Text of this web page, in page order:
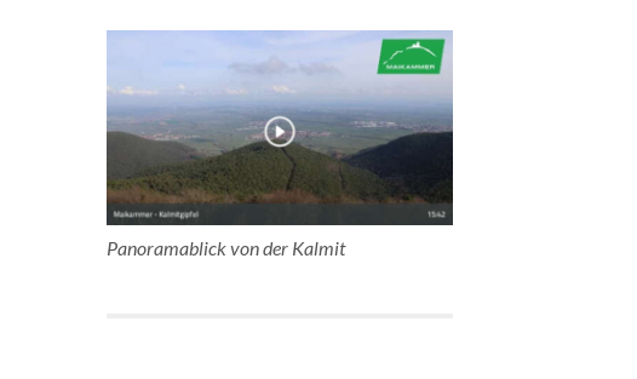
Panoramablick von der Kalmit